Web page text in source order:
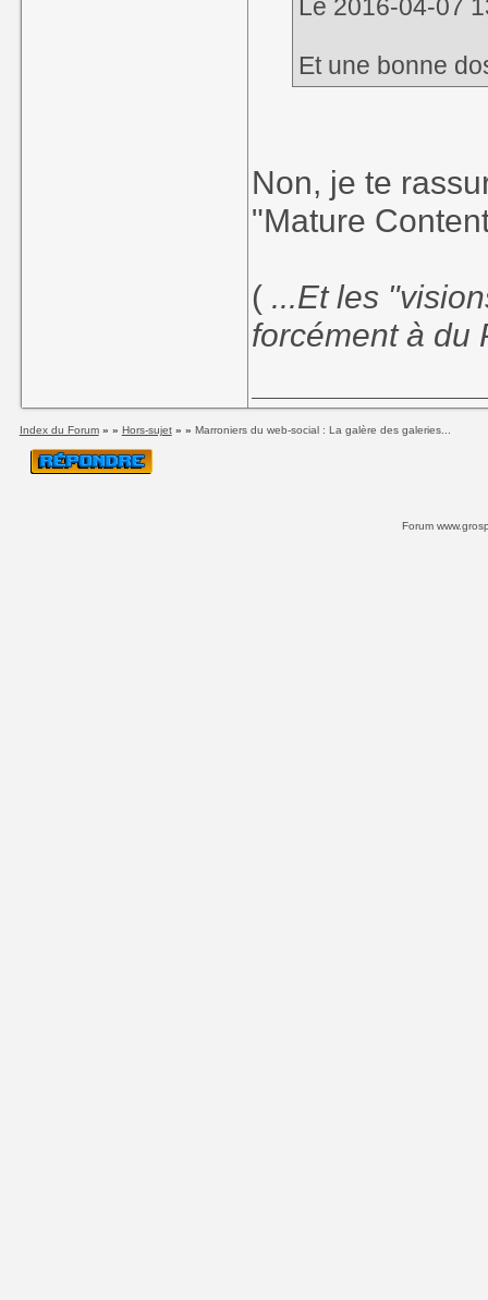
Le 2016-04-07
Et une bonne
Non, je te
"Mature
( ...Et les
forcément à du
Index du Forum» » Hors-sujet» » Marroniers du web-social : La galère des galeries...
Forum